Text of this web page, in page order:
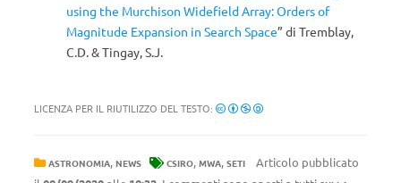
using the Murchison Widefield Array: Orders of
Magnitude Expansion in Search Space” di Tremblay,
C.D. & Tingay, S.J.
LICENZA PER IL RIUTILIZZO DEL TESTO:
ASTRONOMIA, NEWS CSIRO, MWA, SETI
Articolo pubblicato